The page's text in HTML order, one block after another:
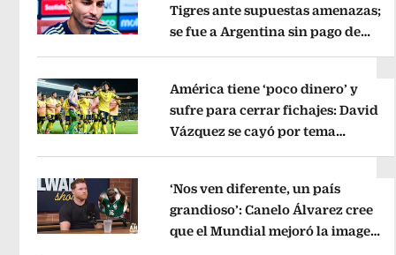
Tigres ante supuestas amenazas;
se fue a Argentina sin pago de
América tiene ‘poco dinero’ y
sufre para cerrar fichajes: David
Vázquez se cayó por tema
‘Nos ven diferente, un país
grandioso’: Canelo Álvarez cree
que el Mundial mejoró la imagen